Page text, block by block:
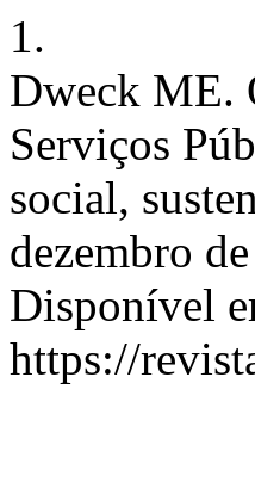
1.
Dweck ME.
Serviços
social,
dezembro
Disponível
https://